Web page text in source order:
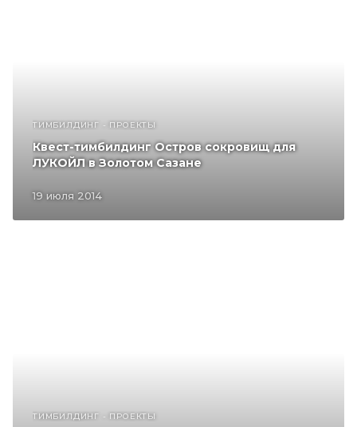
ТИМБИЛДИНГ - ПРОЕКТЫ
19 июля 2014
Квест-тимбилдинг Остров сокровищ для
ЛУКОЙЛ в Золотом Сазане
ТИМБИЛДИНГ - ПРОЕКТЫ